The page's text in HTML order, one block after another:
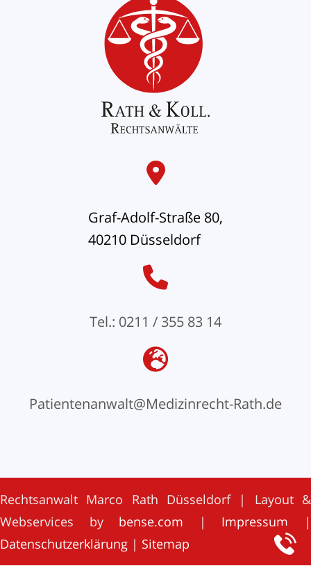
Graf-Adolf-Straße 80,
40210 Düsseldorf
Tel.: 0211 / 355 83 14
Patientenanwalt@Medizinrecht-Rath.de
Rechtsanwalt Marco Rath Düsseldorf | Layout &
Webservices by bense.com | Impressum |
Datenschutzerklärung | Sitemap